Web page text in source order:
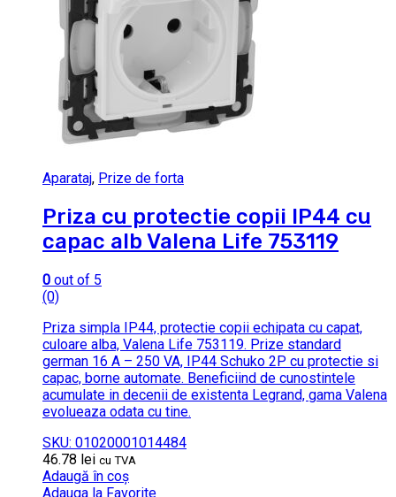
Aparataj, Prize de forta
Priza cu protectie copii IP44 cu
capac alb Valena Life 753119
0 out of 5
(0)
Priza simpla IP44, protectie copii echipata cu capat,
culoare alba, Valena Life 753119. Prize standard
german 16 A – 250 VA, IP44 Schuko 2P cu protectie si
capac, borne automate. Beneficiind de cunostintele
acumulate in decenii de existenta Legrand, gama Valena
evolueaza odata cu tine.
SKU: 01020001014484
46.78 lei cu TVA
Adaugă în coș
Adauga la Favorite